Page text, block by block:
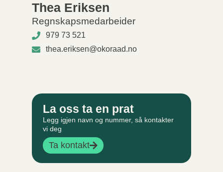
Thea Eriksen
Regnskapsmedarbeider
979 73 521
thea.eriksen@okoraad.no
La oss ta en prat
Legg igjen navn og nummer, så kontakter
vi deg
Ta kontakt